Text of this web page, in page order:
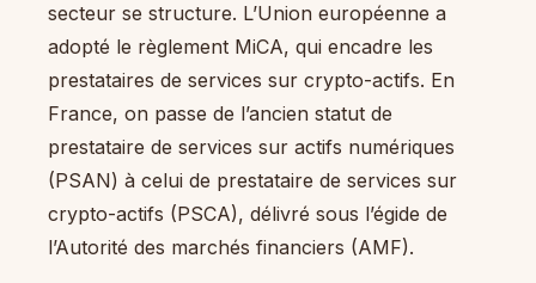
secteur se structure. L’Union européenne a
adopté le règlement MiCA, qui encadre les
prestataires de services sur crypto-actifs. En
France, on passe de l’ancien statut de
prestataire de services sur actifs numériques
(PSAN) à celui de prestataire de services sur
crypto-actifs (PSCA), délivré sous l’égide de
l’Autorité des marchés financiers (AMF).